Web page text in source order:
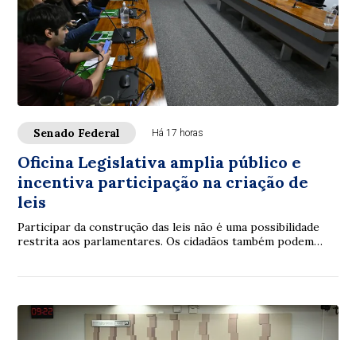
Senado Federal Há 17 horas
Oficina Legislativa amplia público e
incentiva participação na criação de
leis
Participar da construção das leis não é uma possibilidade
restrita aos parlamentares. Os cidadãos também podem